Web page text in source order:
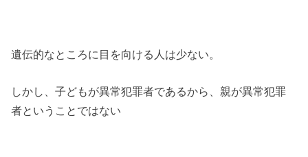
遺伝的なところに目を向ける人は少ない。
しかし、子どもが異常犯罪者であるから、親が異常犯罪
者ということではない